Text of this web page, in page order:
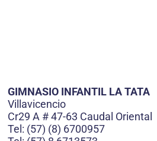
GIMNASIO INFANTIL LA TATA
Villavicencio
Cr29 A # 47-63 Caudal Oriental
Tel: (57) (8) 6700957